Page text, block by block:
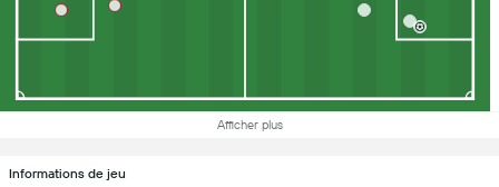
Afficher plus
Informations de jeu